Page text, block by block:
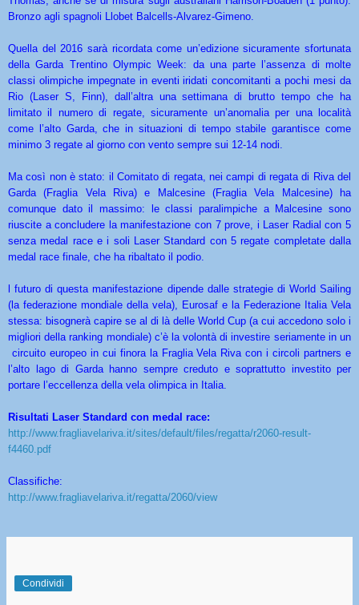
Bronzo agli spagnoli Llobet Balcells-Alvarez-Gimeno.
Quella del 2016 sarà ricordata come un’edizione sicuramente sfortunata
della Garda Trentino Olympic Week: da una parte l’assenza di molte
classi olimpiche impegnate in eventi iridati concomitanti a pochi mesi da
Rio (Laser S, Finn), dall’altra una settimana di brutto tempo che ha
limitato il numero di regate, sicuramente un’anomalia per una località
come l’alto Garda, che in situazioni di tempo stabile garantisce come
minimo 3 regate al giorno con vento sempre sui 12-14 nodi.
Ma così non è stato: il Comitato di regata, nei campi di regata di Riva del
Garda (Fraglia Vela Riva) e Malcesine (Fraglia Vela Malcesine) ha
comunque dato il massimo: le classi paralimpiche a Malcesine sono
riuscite a concludere la manifestazione con 7 prove, i Laser Radial con 5
senza medal race e i soli Laser Standard con 5 regate completate dalla
medal race finale, che ha ribaltato il podio.
l futuro di questa manifestazione dipende dalle strategie di World Sailing
(la federazione mondiale della vela), Eurosaf e la Federazione Italia Vela
stessa: bisognerà capire se al di là delle World Cup (a cui accedono solo i
migliori della ranking mondiale) c’è la volontà di investire seriamente in un
circuito europeo in cui finora la Fraglia Vela Riva con i circoli partners e
l’alto lago di Garda hanno sempre creduto e soprattutto investito per
portare l’eccellenza della vela olimpica in Italia.
Risultati Laser Standard con medal race:
http://www.fragliavelariva.it/sites/default/files/regatta/r2060-result-
f4460.pdf
Classifiche:
http://www.fragliavelariva.it/regatta/2060/view
Condividi